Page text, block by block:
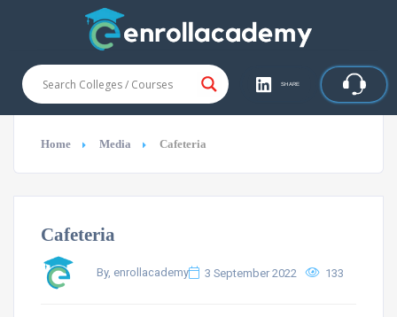
SHARE
Home Media Cafeteria
Cafeteria
By, enrollacademy 3 September 2022 133